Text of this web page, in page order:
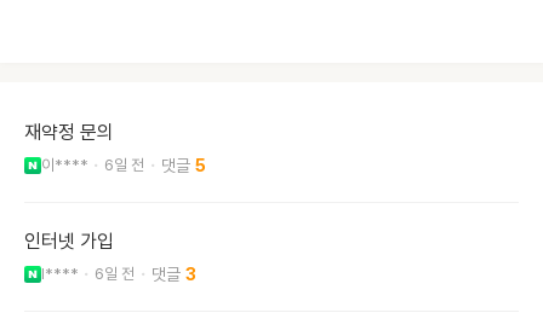
재약정 문의
이**** 6일 전 5
인터넷 가입
l**** 6일 전 3